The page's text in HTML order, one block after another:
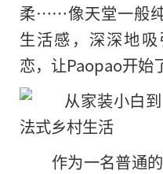
柔……像天堂一般
生活感，深深地
恋，让Paopao开始
作为一名普通